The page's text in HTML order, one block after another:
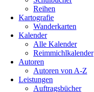
Reihen
Kartografie
Wanderkarten
Kalender
Alle Kalender
Reimmichlkalender
Autoren
Autoren von A-Z
Leistungen
Auftragsbücher